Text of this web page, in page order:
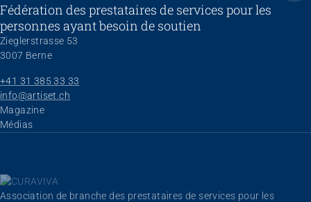
Fédération des prestataires de services pour les
personnes ayant besoin de soutien
Zieglerstrasse 53
3007 Berne
+41 31 385 33 33
info@artiset.ch
Aller au contenu
Magazine
Médias
Association de branche des prestataires de services pour les